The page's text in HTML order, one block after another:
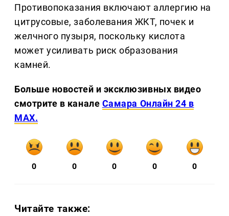
Противопоказания включают аллергию на
цитрусовые, заболевания ЖКТ, почек и
желчного пузыря, поскольку кислота
может усиливать риск образования
камней.
Больше новостей и эксклюзивных видео
смотрите в канале Самара Онлайн 24 в
MAX.
0 0 0 0 0
Читайте также: